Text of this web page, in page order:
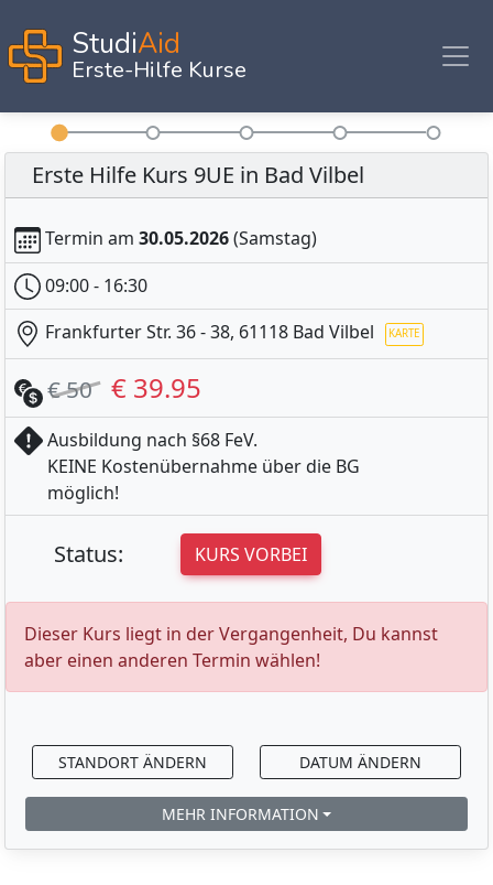
StudiAid
Erste-Hilfe Kurse
Erste Hilfe Kurs 9UE in Bad Vilbel
Termin am 30.05.2026(Samstag)
09:00 - 16:30
Frankfurter Str. 36 - 38, 61118 Bad Vilbel
€ 50 € 39.95
Ausbildung nach §68 FeV.
KEINE Kostenübernahme über die BG
möglich!
Status: KURS VORBEI
Dieser Kurs liegt in der Vergangenheit, Du kannst
aber einen anderen Termin wählen!
STANDORT ÄNDERN DATUM ÄNDERN
MEHR INFORMATION